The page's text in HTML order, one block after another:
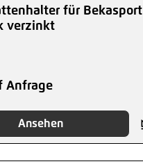
für Bekasport
verzinkt
Anfrage
Ansehen